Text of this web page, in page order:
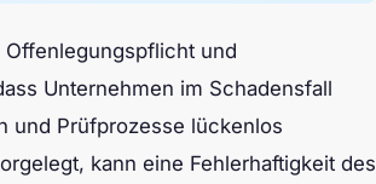
und
Unternehmen im Schadensfall
und Prüfprozesse lückenlos
kann eine Fehlerhaftigkeit des